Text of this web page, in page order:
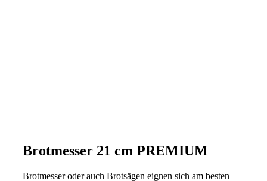
Brotmesser 21 cm PREMIUM
Brotmesser oder auch Brotsägen eignen sich am besten